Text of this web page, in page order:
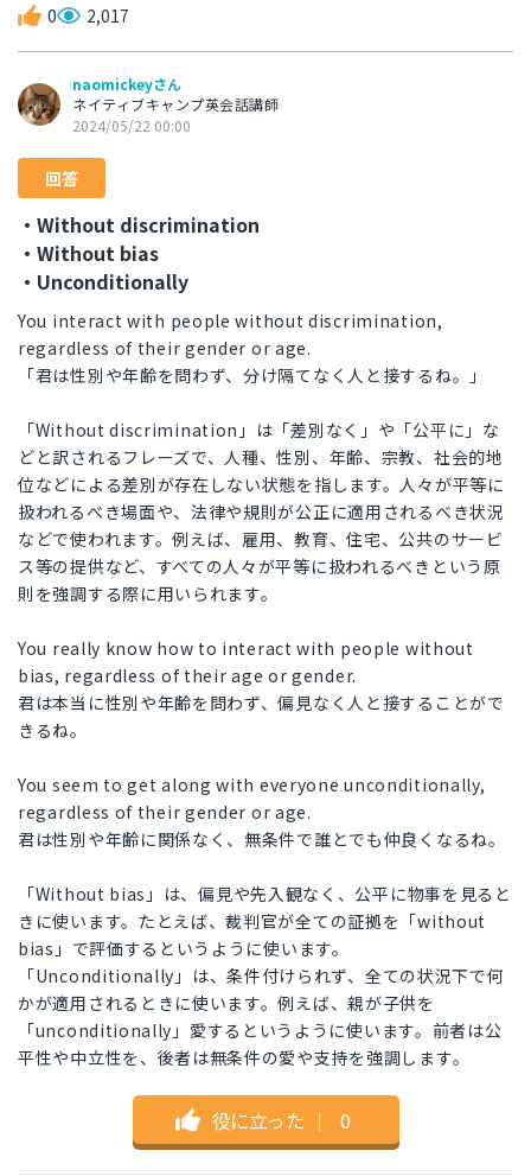
0 2,017
naomickeyさん
ネイティブキャンプ英会話講師
2024/05/22 00:00
回答
・Without discrimination
・Without bias
・Unconditionally
You interact with people without discrimination,
regardless of their gender or age.
「君は性別や年齢を問わず、分け隔てなく人と接するね。」
「Without discrimination」は「差別なく」や「公平に」な
どと訳されるフレーズで、人種、性別、年齢、宗教、社会的地
位などによる差別が存在しない状態を指します。人々が平等に
扱われるべき場面や、法律や規則が公正に適用されるべき状況
などで使われます。例えば、雇用、教育、住宅、公共のサービ
ス等の提供など、すべての人々が平等に扱われるべきという原
則を強調する際に用いられます。
You really know how to interact with people without
bias, regardless of their age or gender.
君は本当に性別や年齢を問わず、偏見なく人と接することがで
きるね。
You seem to get along with everyone unconditionally,
regardless of their gender or age.
君は性別や年齢に関係なく、無条件で誰とでも仲良くなるね。
「Without bias」は、偏見や先入観なく、公平に物事を見ると
きに使います。たとえば、裁判官が全ての証拠を「without
bias」で評価するというように使います。
「Unconditionally」は、条件付けられず、全ての状況下で何
かが適用されるときに使います。例えば、親が子供を
「unconditionally」愛するというように使います。前者は公
平性や中立性を、後者は無条件の愛や支持を強調します。
役に立った ｜ 0